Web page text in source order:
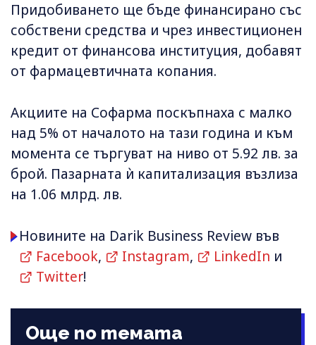
Придобиването ще бъде финансирано със
собствени средства и чрез инвестиционен
кредит от финансова институция, добавят
от фармацевтичната копания.
Акциите на Софарма поскъпнаха с малко
над 5% от началото на тази година и към
момента се търгуват на ниво от 5.92 лв. за
брой. Пазарната ѝ капитализация възлиза
на 1.06 млрд. лв.
Новините на Darik Business Review във
Facebook, Instagram, LinkedIn и
Twitter!
Още по темата